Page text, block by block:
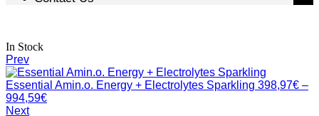
Availability:
In Stock
Prev
Essential Amin.o. Energy + Electrolytes Sparkling 398,97€ –
994,59€Price
Next